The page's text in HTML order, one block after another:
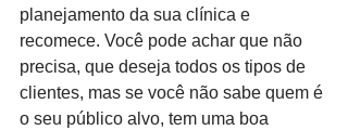
planejamento da sua clínica e
recomece. Você pode achar que não
precisa, que deseja todos os tipos de
clientes, mas se você não sabe quem é
o seu público alvo, tem uma boa